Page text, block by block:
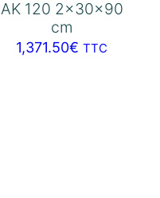
AK 120 2x30x90
cm
1,371.50€ TTC